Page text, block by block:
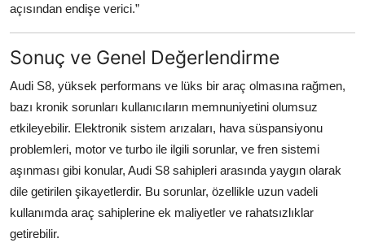
açısından endişe verici.”
Sonuç ve Genel Değerlendirme
Audi S8, yüksek performans ve lüks bir araç olmasına rağmen,
bazı kronik sorunları kullanıcıların memnuniyetini olumsuz
etkileyebilir. Elektronik sistem arızaları, hava süspansiyonu
problemleri, motor ve turbo ile ilgili sorunlar, ve fren sistemi
aşınması gibi konular, Audi S8 sahipleri arasında yaygın olarak
dile getirilen şikayetlerdir. Bu sorunlar, özellikle uzun vadeli
kullanımda araç sahiplerine ek maliyetler ve rahatsızlıklar
getirebilir.